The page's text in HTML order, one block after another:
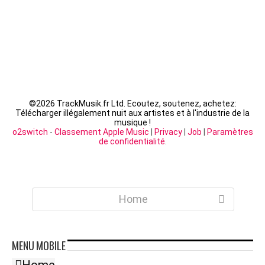
©2026 TrackMusik.fr Ltd. Ecoutez, soutenez, achetez:
Télécharger illégalement nuit aux artistes et à l'industrie de la
musique !
o2switch - Classement Apple Music Privacy| Job
Paramètres
de confidentialité.
Home
MENUMOBILE